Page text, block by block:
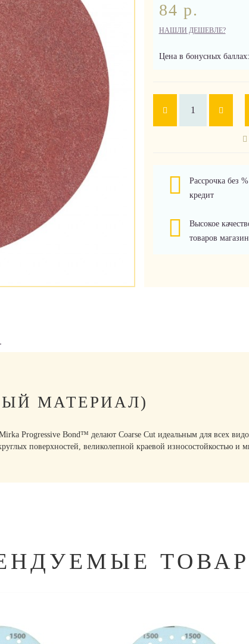
84 р.
НАШЛИ ДЕШЕВЛЕ?
Цена в бонусных
Рассрочка без
кредит
Высокое
товаров
МАТЕРИАЛ)
Progressive Bond™ делают Coarse Cut идеальным для всех
поверхностей, великолепной краевой износостойкостью